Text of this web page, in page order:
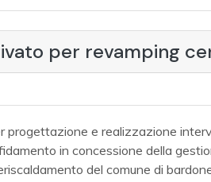
per revamping
progettazione e realizzazione
in concessione della
del comune di